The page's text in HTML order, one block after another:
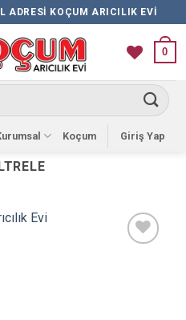
ADRESI KOÇUM ARICILIK EVI
0
Koçum Giriş Yap